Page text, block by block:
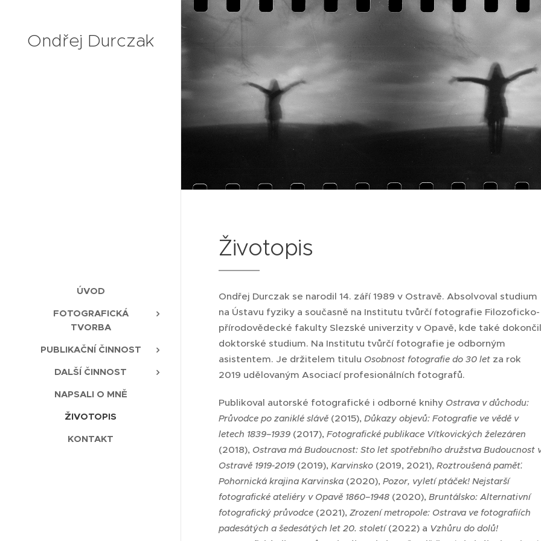
Ondřej Durczak
ÚVOD
FOTOGRAFICKÁ
TVORBA
PUBLIKAČNÍ ČINNOST
DALŠÍ ČINNOST
NAPSALI O MNĚ
ŽIVOTOPIS
KONTAKT
Životopis
Ondřej Durczak se narodil 14. září 1989 v Ostravě. Absolvoval studium
na Ústavu fyziky a současně na Institutu tvůrčí fotografie Filozoficko-
přírodovědecké fakulty Slezské univerzity v Opavě, kde také dokončil
doktorské studium. Na Institutu tvůrčí fotografie je odborným
asistentem. Je držitelem titulu Osobnost fotografie do 30 let za rok
2019 udělovaným Asociací profesionálních fotografů.
Publikoval autorské fotografické i odborné knihy Ostrava v důchodu:
Průvodce po zaniklé slávě (2015), Důkazy objevů: Fotografie ve vědě v
letech 1839–1939 (2017), Fotografické publikace Vítkovických železáren
(2018), Ostrava má Budoucnost: Sto let spotřebního družstva Budoucnost
Ostravě 1919-2019 (2019), Karvinsko (2019, 2021), Roztroušená paměť.
Pohornická krajina Karvinska (2020), Pozor, vyletí ptáček! Nejstarší
fotografické ateliéry v Opavě 1860–1948 (2020), Bruntálsko: Alternativní
fotografický průvodce (2021), Zrození metropole: Ostrava ve fotografiích
padesátých a šedesátých let 20. století(2022) a Vzhůru do dolů!